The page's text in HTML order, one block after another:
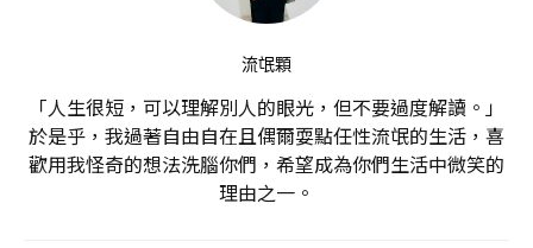
流氓顆
「人生很短，可以理解別人的眼光，但不要過度解讀。」
於是乎，我過著自由自在且偶爾耍點任性流氓的生活，喜
歡用我怪奇的想法洗腦你們，希望成為你們生活中微笑的
理由之一。